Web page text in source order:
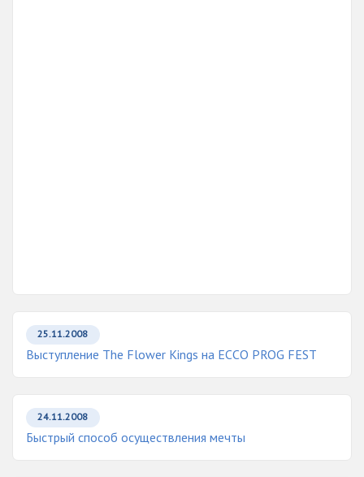
25.11.2008
Выступление The Flower Kings на ECCO PROG FEST
24.11.2008
Быстрый способ осуществления мечты